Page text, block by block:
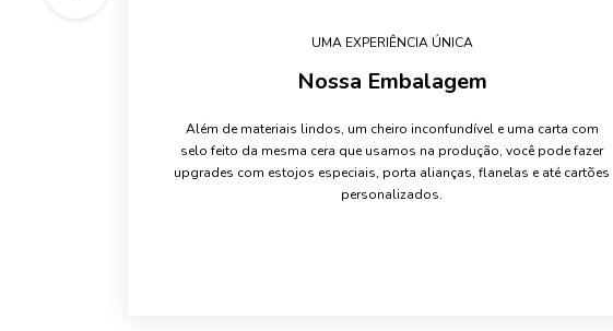
UMA EXPERIÊNCIA ÚNICA
Nossa Embalagem
Além de materiais lindos, um cheiro inconfundível e uma carta com
selo feito da mesma cera que usamos na produção, você pode fazer
upgrades com estojos especiais, porta alianças, flanelas e até cartões
personalizados.